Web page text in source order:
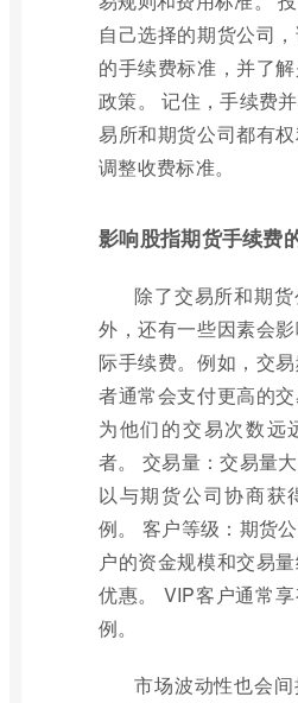
自己选择的期货公司
的手续费标准，并了
政策。 记住，手续费
易所和期货公司都有
调整收费标准。
影响股指期货手续费
除了交易所和期
外，还有一些因素会
际手续费。例如，交
者通常会支付更高的
为他们的交易次数远
者。 交易量：交易量
以与期货公司协商获
例。 客户等级：期货
户的资金规模和交易
优惠。 VIP客户通常
例。
市场波动性也会间